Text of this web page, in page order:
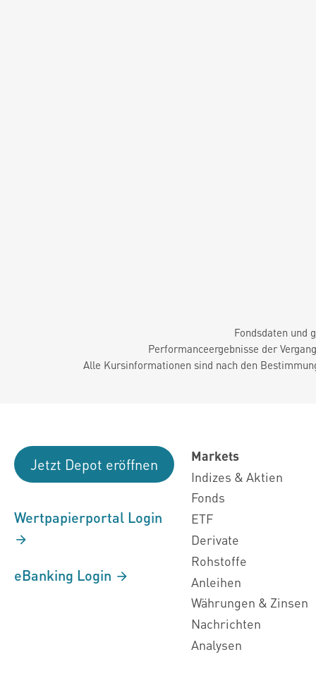
Fondsdaten und
Performanceergebnisse der
Alle Kursinformationen sind nach den
Jetzt Depot eröffnen
Wertpapierportal Login
eBanking Login
Markets
Indizes & Aktien
Fonds
ETF
Derivate
Rohstoffe
Anleihen
Währungen & Zinsen
Nachrichten
Analysen